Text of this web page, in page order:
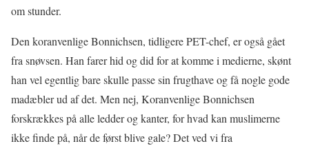
om stunder.
Den koranvenlige Bonnichsen, tidligere PET-chef, er også gået
fra snøvsen. Han farer hid og did for at komme i medierne, skønt
han vel egentlig bare skulle passe sin frugthave og få nogle gode
madæbler ud af det. Men nej, Koranvenlige Bonnichsen
forskrækkes på alle ledder og kanter, for hvad kan muslimerne
ikke finde på, når de først blive gale? Det ved vi fra